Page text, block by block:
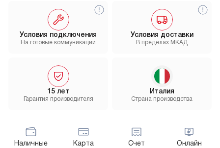
Условия доставки
В пределах МКАД
15 лет
Гарантия производителя
Условия подключения
На готовые коммуникации
Италия
Страна производства
Наличные Карта Счет Онлайн